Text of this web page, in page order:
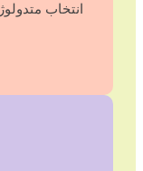
انتخاب